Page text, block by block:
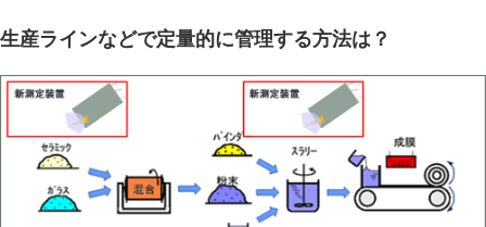
生産ラインなどで定量的に管理する方法は？